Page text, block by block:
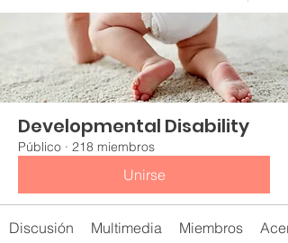
Developmental Disability
Público · 218 miembros
Unirse
Discusión Multimedia Miembros